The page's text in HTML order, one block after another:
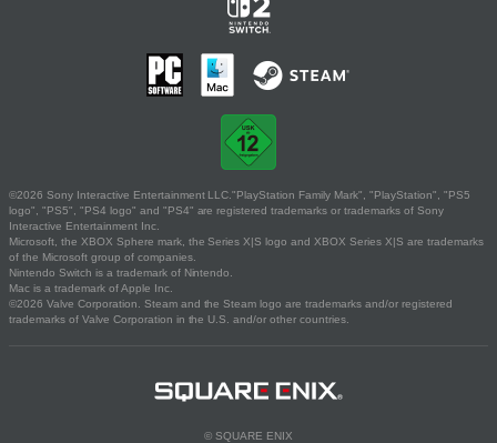
©2026 Sony Interactive Entertainment LLC."PlayStation Family Mark", "PlayStation", "PS5
logo", "PS5", "PS4 logo" and "PS4" are registered trademarks or trademarks of Sony
Interactive Entertainment Inc.
Microsoft, the XBOX Sphere mark, the Series X|S logo and XBOX Series X|S are trademarks
of the Microsoft group of companies.
Nintendo Switch is a trademark of Nintendo.
Mac is a trademark of Apple Inc.
©2026 Valve Corporation. Steam and the Steam logo are trademarks and/or registered
trademarks of Valve Corporation in the U.S. and/or other countries.
© SQUARE ENIX